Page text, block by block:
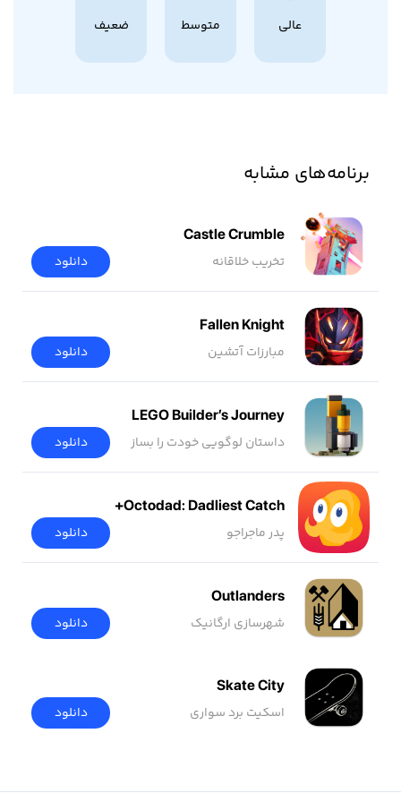
عالی متوسط ضعیف
برنامه‌های مشابه
Castle Crumble
تخریب خلاقانه دانلود
Fallen Knight
مبارزات آتشین دانلود
LEGO Builder’s Journey
داستان لوگویی خودت را بساز دانلود
Octodad: Dadliest Catch+
پدر ماجراجو دانلود
Outlanders
شهرسازی ارگانیک دانلود
Skate City
اسکیت برد سواری دانلود